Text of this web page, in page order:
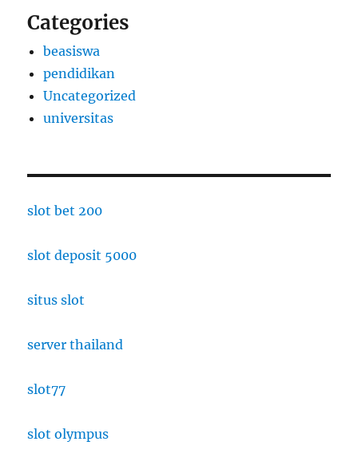
Categories
beasiswa
pendidikan
Uncategorized
universitas
slot bet 200
slot deposit 5000
situs slot
server thailand
slot77
slot olympus